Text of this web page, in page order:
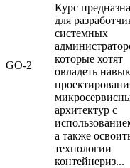
GO-2
Курс
для
системных
которые хотят
овладеть
архитектур с
а также
технологии
контейнериз...